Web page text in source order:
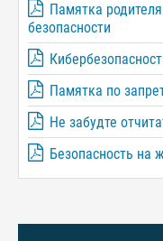
Памятка
безопасности
Памятка по
Не забудте
Безопасность на